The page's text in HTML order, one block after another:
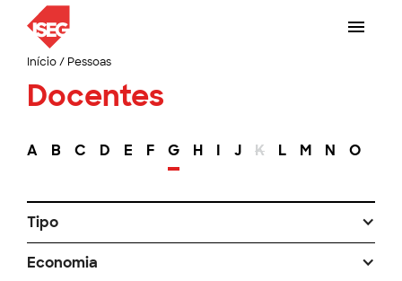
Início/ Pessoas
Docentes
A B C D E F G H I J K L M N O
Tipo
Economia